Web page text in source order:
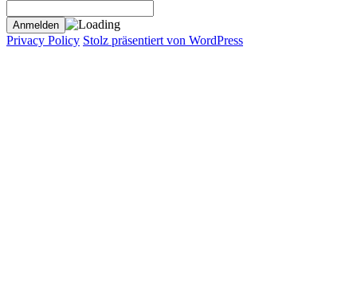
Privacy Policy Stolz präsentiert von WordPress